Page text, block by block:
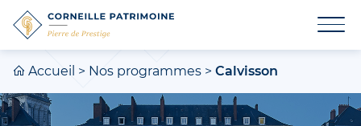
Accueil > Nos programmes > Calvisson